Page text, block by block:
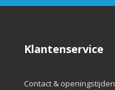
Klantenservice
Contact & openingstijden